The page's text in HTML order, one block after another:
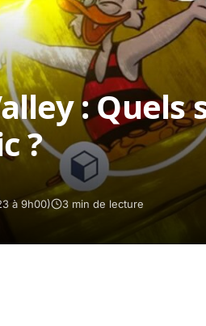
: Quels
?
à 9h00) 3 min de lecture